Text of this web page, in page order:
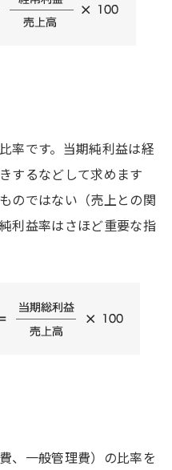
率です。当期純利益は経
するなどして求めます
のではない（売上との関
利益率はさほど重要な指
、一般管理費）の比率を